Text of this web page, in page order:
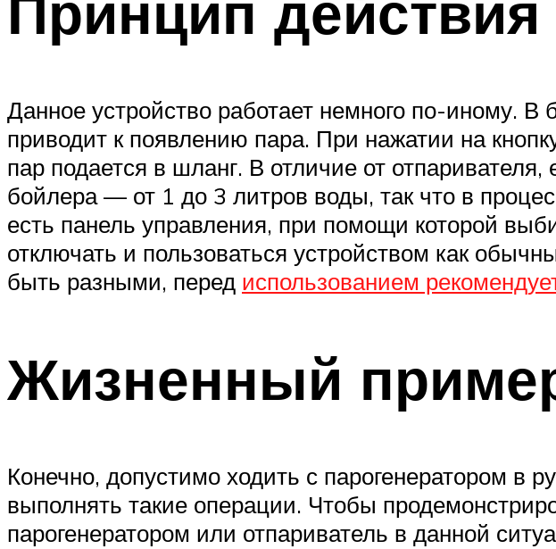
Данное устройство работает немного по-иному. В
приводит к появлению пара. При нажатии на
пар подается в шланг. В отличие от
бойлера — от 1 до 3 литров воды, так что в
есть панель управления, при помощи которой
отключать и пользоваться устройством как
быть разными, перед использованием
Жизненный
Конечно, допустимо ходить с парогенератором в
выполнять такие операции. Чтобы
парогенератором или отпариватель в данной